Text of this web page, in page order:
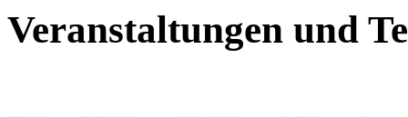
Veranstaltungen und